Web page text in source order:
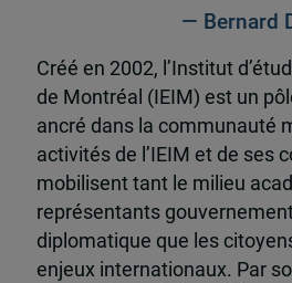
— Bernard
Créé en 2002, l’Institut
de Montréal (IEIM) est un
ancré dans la communauté
activités de l’IEIM et de ses
mobilisent tant le milieu
représentants
diplomatique que les
enjeux internationaux. Par